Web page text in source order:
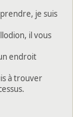
je suis
il vous
endroit
à trouver